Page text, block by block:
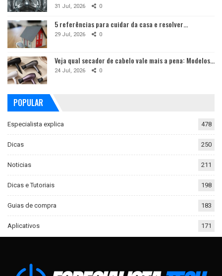
31 Jul, 2026 0
5 referências para cuidar da casa e resolver…
29 Jul, 2026 0
Veja qual secador de cabelo vale mais a pena: Modelos…
24 Jul, 2026 0
POPULAR
Especialista explica 478
Dicas 250
Noticias 211
Dicas e Tutoriais 198
Guias de compra 183
Aplicativos 171